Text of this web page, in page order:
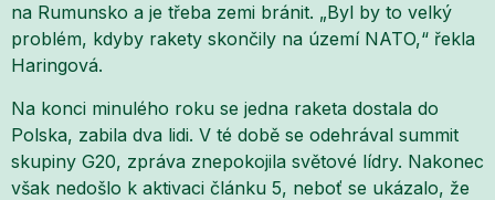
na Rumunsko a je třeba zemi bránit. „Byl by to velký
problém, kdyby rakety skončily na území NATO,“ řekla
Haringová.
Na konci minulého roku se jedna raketa dostala do
Polska, zabila dva lidi. V té době se odehrával summit
skupiny G20, zpráva znepokojila světové lídry. Nakonec
však nedošlo k aktivaci článku 5, neboť se ukázalo, že